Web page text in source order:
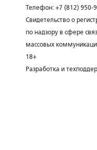
Телефон: +7 (812) 950-
Свидетельство о
по надзору в сфере
массовых
18+
Разработка и